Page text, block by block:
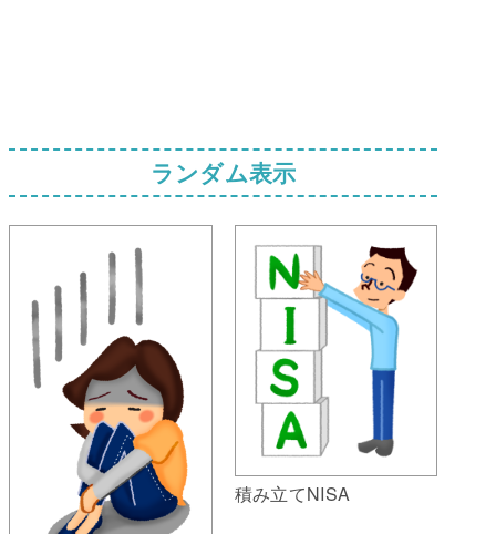
ランダム表示
積み立てNISA